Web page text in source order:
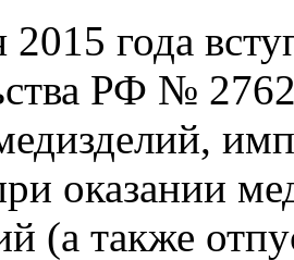
2015 года
РФ №
оказании
(а также